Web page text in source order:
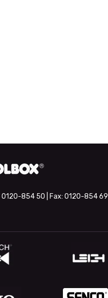
0120-854 50 | Fax: 0120-854 69